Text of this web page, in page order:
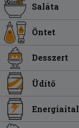
Saláta
Öntet
Desszert
Üdítő
Energiaital